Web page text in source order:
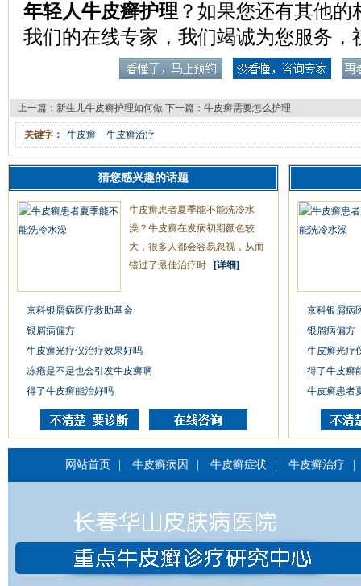
年轻人牛皮癣护理 ？如果您还有其他
我们的在线专家，我们竭诚为您服务，
上一篇： 新生儿牛皮癣护理如何做 下一篇： 牛皮癣需要怎么护理
关键字： 牛皮癣 牛皮癣治疗
猜您感兴趣的话题
牛皮癣患者夏季能不能洗冷水
澡？牛皮癣在发病初期颜色较
大，很多人都会容易忽视，从而
错过了最佳治疗时... [详细]
京科银屑病医疗救助基金
银屑病偏方
牛皮癣光疗仪治疗效果好吗
冻疮是不是也会引发牛皮癣啊
得了牛皮癣能治好吗
京科银屑病
银屑病偏方
牛皮癣光疗
得了牛皮癣
牛皮癣患者
网站首页 牛皮癣病因 牛皮癣症状 牛皮癣治疗